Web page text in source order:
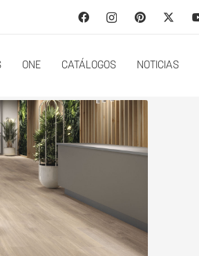
ONE CATÁLOGOS NOTICIAS